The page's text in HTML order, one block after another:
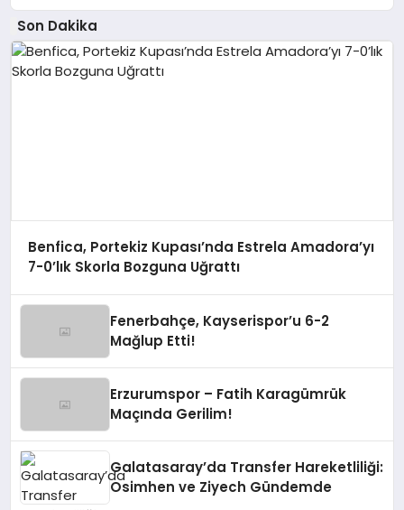
Son Dakika
Benfica, Portekiz Kupası’nda Estrela Amadora’yı
7-0’lık Skorla Bozguna Uğrattı
Fenerbahçe, Kayserispor’u 6-2
Mağlup Etti!
Erzurumspor – Fatih Karagümrük
Maçında Gerilim!
Galatasaray’da Transfer Hareketliliği:
Osimhen ve Ziyech Gündemde